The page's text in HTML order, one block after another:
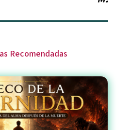
Recomendadas